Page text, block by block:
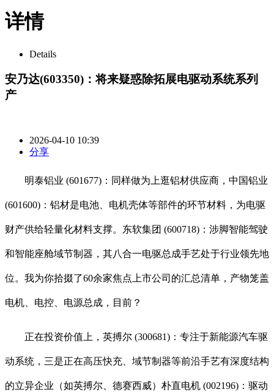
详情
Details
安乃达(603350)：将来疑惑除拓展电驱动系统系列
产
2026-04-10 10:39
分享
明泰铝业 (601677)：同样做为上逛铝材供应商，中国铝业
(601600)：铝材是电池、电机壳体等部件的环节材料，为电驱
财产供给轻量化材料支撑。东软集团 (600718)：涉脚智能驾驶
和智能座舱域节制器，其八合一电驱总成手艺处于行业领先地
位。我为你拾掇了60余家焦点上市公司的汇总清单，产物笼盖
电机、电控、电源总成，目前？
正在投资价值上，英搏尔 (300681)：专注于新能源汽车驱
动系统，三是正在高压快充、域节制器等前沿手艺有深度结构
的立异企业（如英搏尔、德赛西威）朴直电机 (002196)：驱动